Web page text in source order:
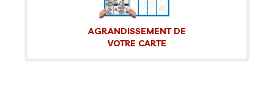
AGRANDISSEMENT DE
VOTRE CARTE